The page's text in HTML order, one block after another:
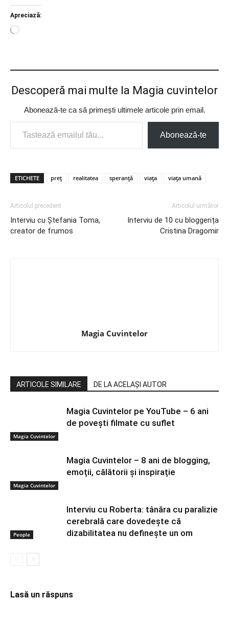
Apreciază:
Încarc...
Descoperă mai multe la Magia cuvintelor
Abonează-te ca să primești ultimele articole prin email.
Tastează emailul tău...
Abonează-te
ETICHETE preț realitatea speranță viața viața umană
Articolul precedent
Interviu cu Ștefania Toma,
creator de frumos
Articolul următor
Interviu de 10 cu bloggerița
Cristina Dragomir
Magia Cuvintelor
ARTICOLE SIMILARE DE LA ACELAȘI AUTOR
Magia Cuvintelor
Magia Cuvintelor pe YouTube – 6 ani
de povești filmate cu suflet
Magia Cuvintelor
Magia Cuvintelor – 8 ani de blogging,
emoții, călătorii și inspirație
People
Interviu cu Roberta: tânăra cu paralizie
cerebrală care dovedește că
dizabilitatea nu definește un om
Lasă un răspuns